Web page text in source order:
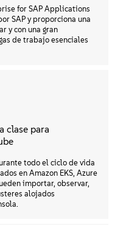
for SAP Applications
SAP y proporciona una
y con una gran
de trabajo esenciales
clase para
todo el ciclo de vida
en Amazon EKS, Azure
importar, observar,
alojados